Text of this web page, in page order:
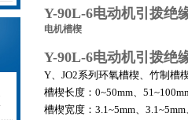
Y-90L-6电动机引拨绝
电机槽楔
Y-90L-6电动机引拨绝
Y、JO2系列环氧槽楔、竹制槽
槽楔长度：0~50mm、
槽楔宽度：3.1~5mm、